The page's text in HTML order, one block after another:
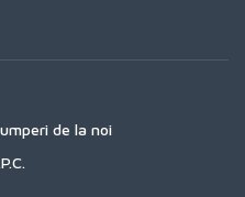
de la noi